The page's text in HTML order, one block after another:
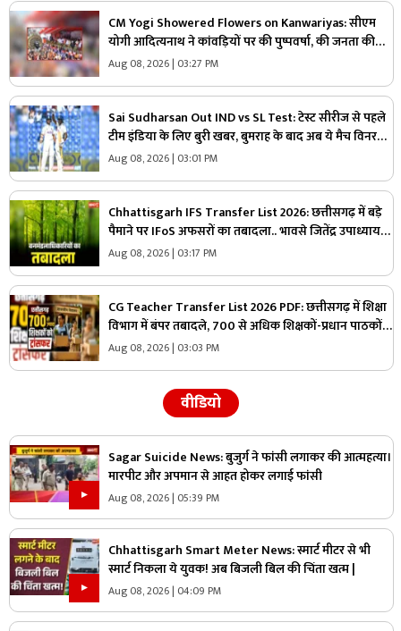
CM Yogi Showered Flowers on Kanwariyas: सीएम
योगी आदित्यनाथ ने कांवड़ियों पर की पुष्पवर्षा, की जनता की
सुख-शांति और समृद्धि की कामना
Aug 08, 2026 | 03:27 PM
Sai Sudharsan Out IND vs SL Test: टेस्ट सीरीज से पहले
टीम इंडिया के लिए बुरी खबर, बुमराह के बाद अब ये मैच विनर
खिलाड़ी हुआ बाहर
Aug 08, 2026 | 03:01 PM
Chhattisgarh IFS Transfer List 2026: छत्तीसगढ़ में बड़े
पैमाने पर IFoS अफसरों का तबादला.. भावसे जितेंद्र उपाध्याय
को कटघोरा वनमंडल का जिम्मा, देखें पूरी लिस्ट
Aug 08, 2026 | 03:17 PM
CG Teacher Transfer List 2026 PDF: छत्तीसगढ़ में शिक्षा
विभाग में बंपर तबादले, 700 से अधिक शिक्षकों-प्रधान पाठकों
का ट्रांसफर लिस्ट जारी, देखिए पूरी सूची
Aug 08, 2026 | 03:03 PM
वीडियो
Sagar Suicide News: बुजुर्ग ने फांसी लगाकर की आत्महत्या।
मारपीट और अपमान से आहत होकर लगाई फांसी
Aug 08, 2026 | 05:39 PM
Chhattisgarh Smart Meter News: स्मार्ट मीटर से भी
स्मार्ट निकला ये युवक! अब बिजली बिल की चिंता खत्म |
Aug 08, 2026 | 04:09 PM